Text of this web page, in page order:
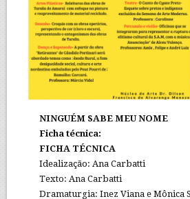
NINGUÉM SABE MEU NOME
Ficha técnica:
FICHA TÉCNICA
Idealização: Ana Carbatti
Texto: Ana Carbatti
Dramaturgia: Inez Viana e Mônica